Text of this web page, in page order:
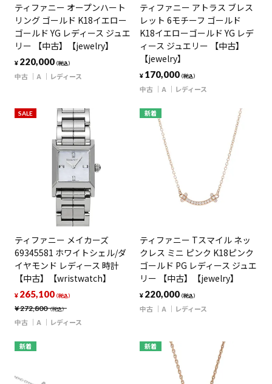
ティファニー オープンハート
リング ゴールド K18イエロー
ゴールド YG レディース ジュエ
リー 【中古】【jewelry】
¥ 220,000（税込）
中古 A レディース
ティファニー アトラス ブレス
レット 6モチーフ ゴールド
K18イエローゴールド YG レデ
ィース ジュエリー 【中古】
【jewelry】
¥ 170,000（税込）
中古 A レディース
SALE
ティファニー メイカーズ
69345581 ホワイトシェル/ダ
イヤモンド レディース 時計
【中古】【wristwatch】
¥272,800（税込）
¥ 265,100（税込）
中古 A レディース
新着
ティファニー Tスマイル ネッ
クレス ミニ ピンク K18ピンク
ゴールド PG レディース ジュエ
リー 【中古】【jewelry】
¥ 220,000（税込）
中古 A レディース
新着 新着